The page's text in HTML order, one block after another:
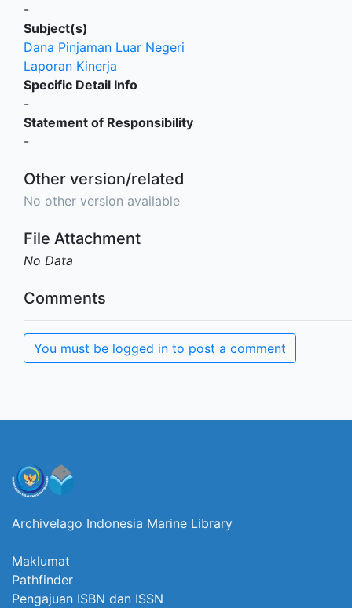
-
Subject(s)
Dana Pinjaman Luar Negeri
Laporan Kinerja
Specific Detail Info
-
Statement of Responsibility
-
Other version/related
No other version available
File Attachment
No Data
Comments
You must be logged in to post a comment
Archivelago Indonesia Marine Library
Maklumat
Pathfinder
Pengajuan ISBN dan ISSN